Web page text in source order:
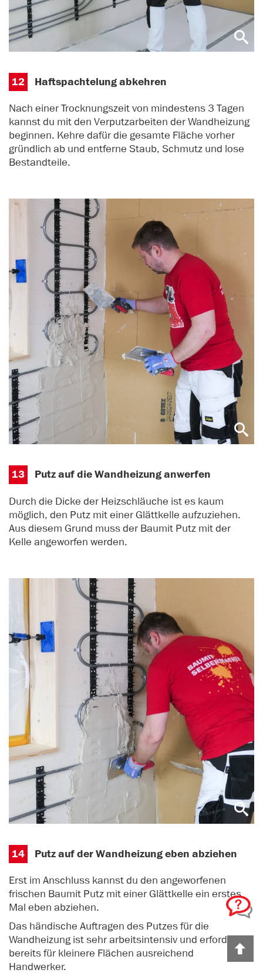
12 Haftspachtelung abkehren
Nach einer Trocknungszeit von mindestens 3 Tagen
kannst du mit den Verputzarbeiten der Wandheizung
beginnen. Kehre dafür die gesamte Fläche vorher
gründlich ab und entferne Staub, Schmutz und lose
Bestandteile.
13 Putz auf die Wandheizung anwerfen
Durch die Dicke der Heizschläuche ist es kaum
möglich, den Putz mit einer Glättkelle aufzuziehen.
Aus diesem Grund muss der Baumit Putz mit der
Kelle angeworfen werden.
14 Putz auf der Wandheizung eben abziehen
Erst im Anschluss kannst du den angeworfenen
frischen Baumit Putz mit einer Glättkelle ein erstes
Mal eben abziehen.
Das händische Auftragen des Putzes für die
Wandheizung ist sehr arbeitsintensiv und erfordert
bereits für kleinere Flächen ausreichend
Handwerker.